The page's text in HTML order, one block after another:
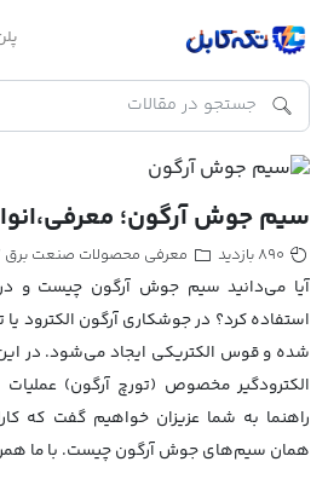
سیم جوش آرگون؛
معرفی محصولات صنعت برق
آیا می‌دانید سیم جوش آرگون چیست و
استفاده کرد؟ در جوشکاری آرگون الکترود
شده و قوس الکتریکی ایجاد می‌شود. در
الکترودگیر مخصوص (تورچ آرگون)
راهنما به شما عزیزان خواهیم گفت که
همان سیم‌های جوش آرگون چیست. با ما